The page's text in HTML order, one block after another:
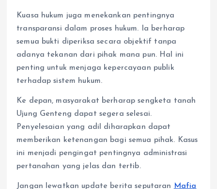
Kuasa hukum juga menekankan pentingnya
transparansi dalam proses hukum. Ia berharap
semua bukti diperiksa secara objektif tanpa
adanya tekanan dari pihak mana pun. Hal ini
penting untuk menjaga kepercayaan publik
terhadap sistem hukum.
Ke depan, masyarakat berharap sengketa tanah
Ujung Genteng dapat segera selesai.
Penyelesaian yang adil diharapkan dapat
memberikan ketenangan bagi semua pihak. Kasus
ini menjadi pengingat pentingnya administrasi
pertanahan yang jelas dan tertib.
Jangan lewatkan update berita seputaran Mafia